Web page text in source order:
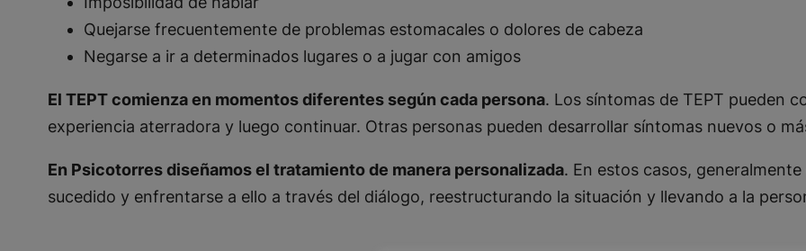
Quejarse frecuentemente de problemas estomacales o dolores de cabeza
Negarse a ir a determinados lugares o a jugar con amigos
El TEPT comienza en momentos diferentes según cada persona. Los síntomas de TEPT pueden
experiencia aterradora y luego continuar. Otras personas pueden desarrollar síntomas nuevos o
En Psicotorres diseñamos el tratamiento de manera personalizada. En estos casos,
sucedido y enfrentarse a ello a través del diálogo, reestructurando la situación y llevando a la